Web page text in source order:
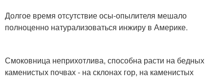
Долгое время отсутствие осы-опылителя мешало
полноценно натурализоваться инжиру в Америке.
Смоковница неприхотлива, способна расти на бедных
каменистых почвах - на склонах гор, на каменистых